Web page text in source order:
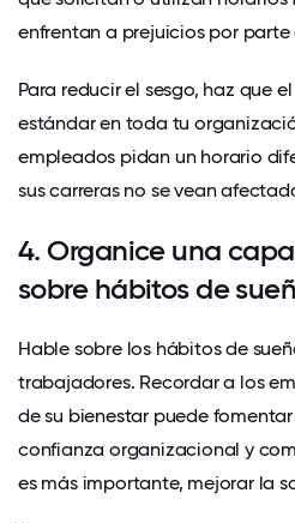
enfrentan a prejuicios por parte
Para reducir el sesgo, haz que
estándar en toda tu
empleados pidan un horario
sus carreras no se vean
4. Organice una
sobre hábitos de
Hable sobre los hábitos de
trabajadores. Recordar a los
de su bienestar puede
confianza organizacional y
es más importante, mejorar la